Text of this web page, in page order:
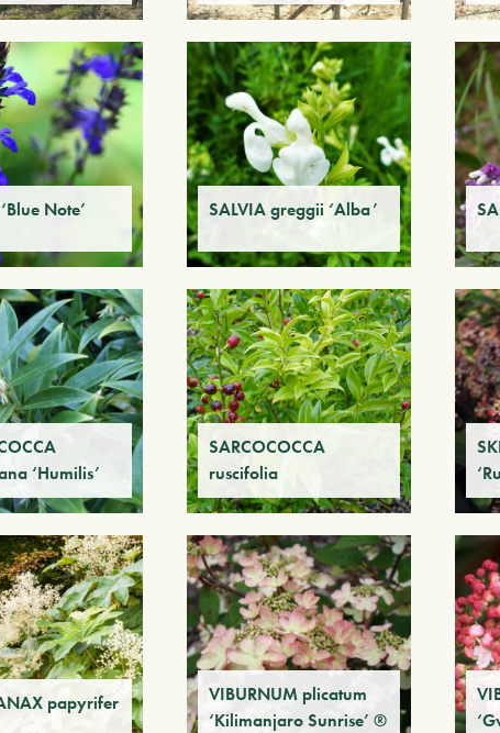
Note’ SALVIA greggii ‘Alba’
‘Humilis’
SARCOCOCCA
ruscifolia
papyrifer
VIBURNUM plicatum
‘Kilimanjaro Sunrise’ ®